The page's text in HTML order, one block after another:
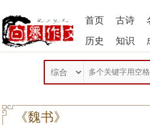
首页 古诗
历史 知识
《魏书》